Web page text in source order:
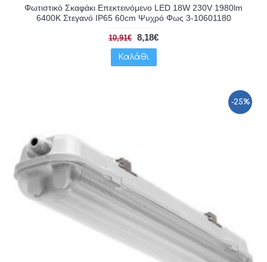
Φωτιστικό Σκαφάκι Επεκτεινόμενο LED 18W 230V 1980lm
6400K Στεγανό IP65 60cm Ψυχρό Φως 3-10601180
10,91€ 8,18€
Καλάθι
-25%